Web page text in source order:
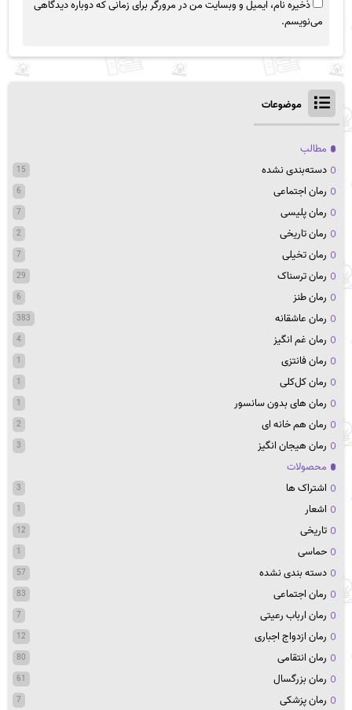
ذخیره نام، ایمیل و وبسایت من در مرورگر برای زمانی که دوباره دیدگاهی
می‌نویسم.
موضوعات
مطالب
دسته‌بندی نشده
15
رمان اجتماعی 6
رمان پلیسی 7
رمان تاریخی 2
رمان تخیلی 7
رمان ترسناک 29
رمان طنز 6
رمان عاشقانه 383
رمان غم انگیز 4
رمان فانتزی 1
رمان کل‌کلی 1
رمان های بدون سانسور 1
رمان هم خانه ای 2
رمان هیجان انگیز 3
محصولات
اشتراک ها
3
اشعار 1
تاریخی 12
حماسی 1
دسته بندی نشده 57
رمان اجتماعی 83
رمان ارباب رعیتی 7
رمان ازدواج اجباری 12
رمان انتقامی 80
رمان بزرگسال 61
رمان پزشکی 7